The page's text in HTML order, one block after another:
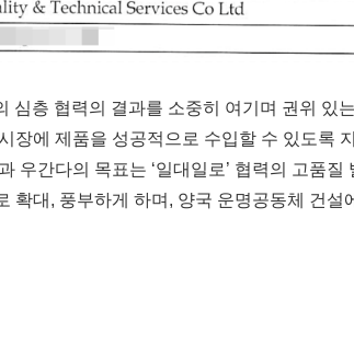
심층 협력의 결과를 소중히 여기며 권위 있
장에 제품을 성공적으로 수입할 수 있도록
우간다의 목표는 ‘일대일로’ 협력의 고품
확대, 풍부하게 하며, 양국 운명공동체 건설